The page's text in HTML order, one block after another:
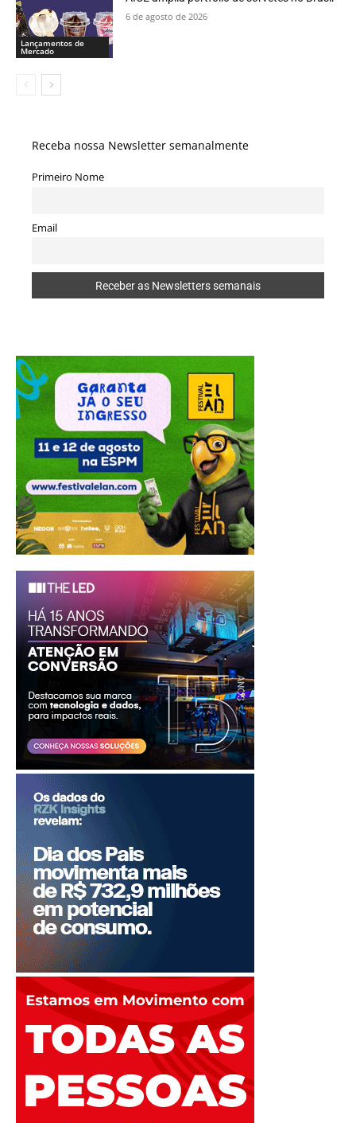
Lançamentos de
Mercado
6 de agosto de 2026
Receba nossa Newsletter semanalmente
Primeiro Nome
Email